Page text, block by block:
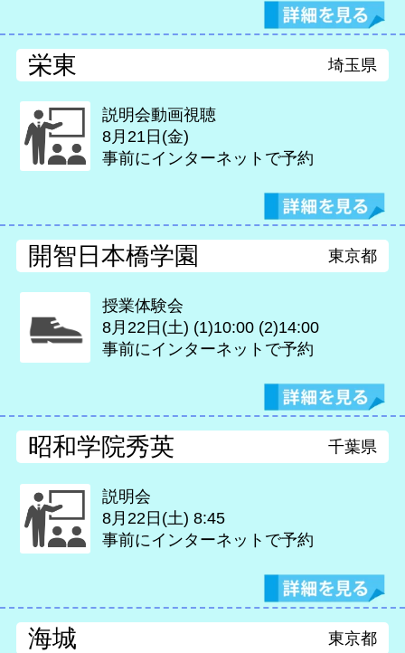
栄東 埼玉県
説明会動画視聴
8月21日(金)
事前にインターネットで予約
開智日本橋学園 東京都
授業体験会
8月22日(土) (1)10:00 (2)14:00
事前にインターネットで予約
昭和学院秀英 千葉県
説明会
8月22日(土)8:45
事前にインターネットで予約
海城 東京都